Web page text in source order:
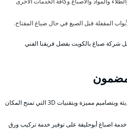
المقفلة فبل الصبغ في حال ضياغ المفتاح.
شركة صباغ بالكويت بفضل فريقنا الفني
نعمل على توفير رولات ورق جدران حديثة وبتصاميم مميزة وبتقنيات 3D التي تمنح المكان
اصباغ أبوحليفة على توفير خدمة تركيب ورق